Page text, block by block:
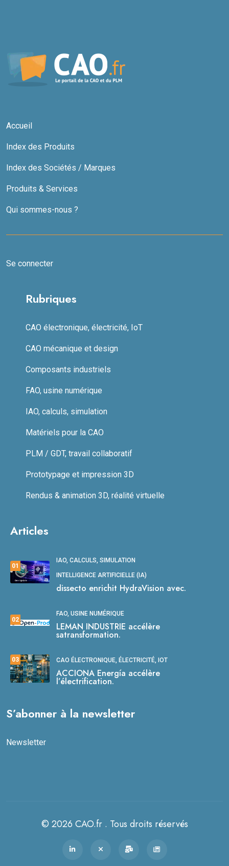
Accueil
Index des Produits
Index des Sociétés / Marques
Produits & Services
Qui sommes-nous ?
Se connecter
Rubriques
CAO électronique, électricité, IoT
CAO mécanique et design
Composants industriels
FAO, usine numérique
IAO, calculs, simulation
Matériels pour la CAO
PLM / GDT, travail collaboratif
Prototypage et impression 3D
Rendus & animation 3D, réalité virtuelle
Articles
01
IAO, CALCULS, SIMULATION
INTELLIGENCE ARTIFICIELLE (IA)
dissecto enrichit HydraVision avec.
02
FAO, USINE NUMÉRIQUE
LEMAN INDUSTRIE accélère
satransformation.
03 CAO ÉLECTRONIQUE, ÉLECTRICITÉ, IOT
ACCIONA Energía accélère
l’électrification.
S’abonner à la newsletter
Newsletter
© 2026 CAO.fr . Tous droits réservés